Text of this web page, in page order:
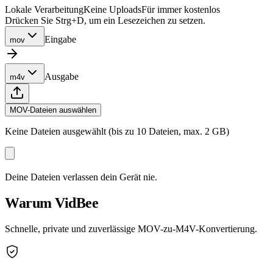
Lokale VerarbeitungKeine UploadsFür immer kostenlos
Drücken Sie Strg+D, um ein Lesezeichen zu setzen.
mov Eingabe
m4v Ausgabe
MOV-Dateien auswählen
Keine Dateien ausgewählt (bis zu 10 Dateien, max. 2 GB)
Deine Dateien verlassen dein Gerät nie.
Warum VidBee
Schnelle, private und zuverlässige MOV-zu-M4V-Konvertierung.